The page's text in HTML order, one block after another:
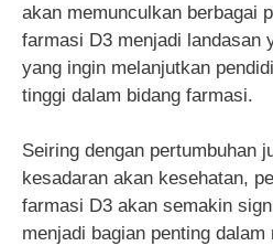
akan memunculkan berbagai
farmasi D3 menjadi landasan
yang ingin melanjutkan
tinggi dalam bidang farmasi.
Seiring dengan pertumbuhan
kesadaran akan kesehatan,
farmasi D3 akan semakin
menjadi bagian penting dalam